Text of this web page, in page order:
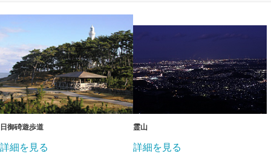
日御碕遊歩道
詳細を見る
霊山
詳細を見る